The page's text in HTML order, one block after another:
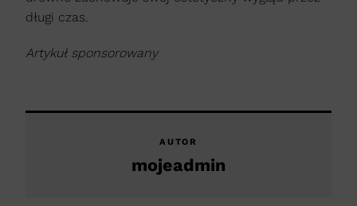
długi czas.
Artykuł sponsorowany
AUTOR
mojeadmin